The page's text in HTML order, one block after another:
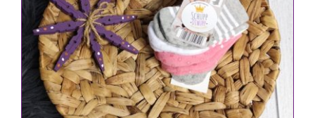
Spielzeug
Babyausstattung
Krims Krams